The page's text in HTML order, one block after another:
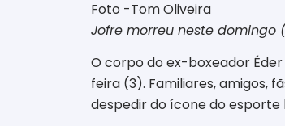
Foto -Tom Oliveira
Jofre morreu neste domingo
O corpo do ex-boxeador Éder
feira (3). Familiares, amigos,
despedir do ícone do esporte